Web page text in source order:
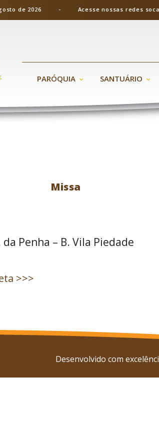
de 2026 - Acesse nossas redes
PARÓQUIA SANTUÁRIO
Missa
Penha – B. Vila Piedade
>>>
Desenvolvido com